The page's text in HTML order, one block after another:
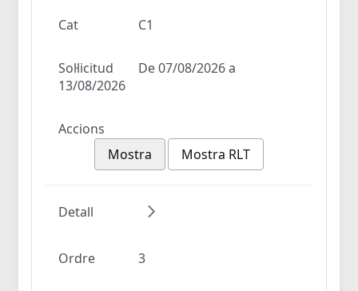
Cat C1
Sol·licitud
De 07/08/2026 a
13/08/2026
Accions
Mostra
Mostra RLT
Detall
Ordre 3